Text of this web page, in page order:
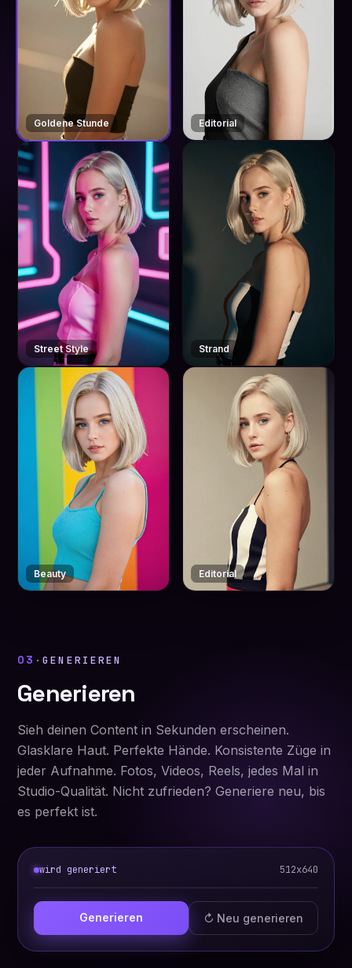
Goldene Stunde
Street Style
Beauty
Editorial
Strand
Editorial
03 ·GENERIEREN
Generieren
Sieh deinen Content in Sekunden erscheinen.
Glasklare Haut. Perfekte Hände. Konsistente Züge in
jeder Aufnahme. Fotos, Videos, Reels, jedes Mal in
Studio-Qualität. Nicht zufrieden? Generiere neu, bis
es perfekt ist.
wird generiert 512x640
0%
Generieren ↻ Neu generieren